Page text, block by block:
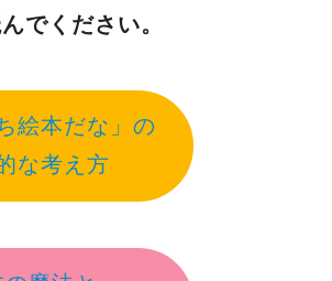
でください。
絵本だな」の
な考え方